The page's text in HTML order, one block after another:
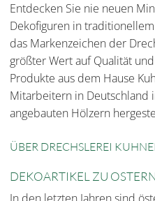
Entdecken Sie nie neuen
Dekofiguren in
das Markenzeichen der
größter Wert auf Qualität
Produkte aus dem Hause
Mitarbeitern in Deutschland
angebauten Hölzern
ÜBER DRECHSLEREI
DEKOARTIKEL ZU
In den letzten Jahren sind